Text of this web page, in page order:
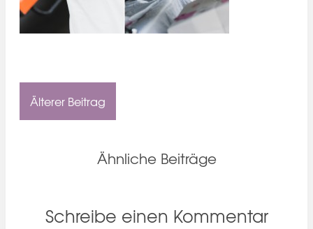
Älterer Beitrag
Ähnliche Beiträge
Schreibe einen Kommentar